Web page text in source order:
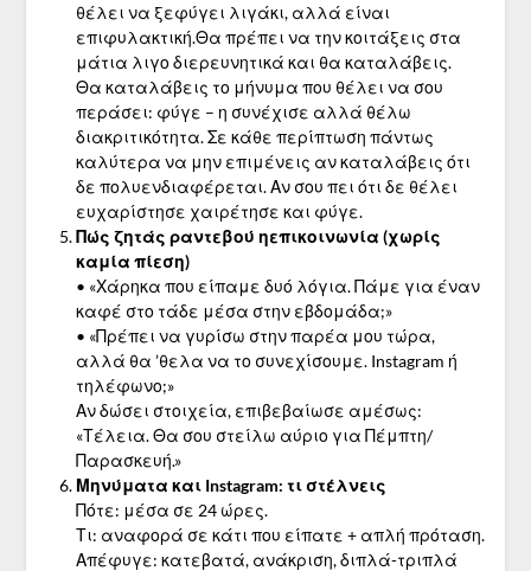
θέλει να ξεφύγει λιγάκι, αλλά είναι
επιφυλακτική.Θα πρέπει να την κοιτάξεις στα
μάτια λιγο διερευνητικά και θα καταλάβεις.
Θα καταλάβεις το μήνυμα που θέλει να σου
περάσει: φύγε – η συνέχισε αλλά θέλω
διακριτικότητα. Σε κάθε περίπτωση πάντως
καλύτερα να μην επιμένεις αν καταλάβεις ότι
δε πολυενδιαφέρεται. Αν σου πει ότι δε θέλει
ευχαρίστησε χαιρέτησε και φύγε.
Πώς ζητάς ραντεβού ηεπικοινωνία (χωρίς
καμία πίεση)
• «Χάρηκα που είπαμε δυό λόγια. Πάμε για έναν
καφέ στο τάδε μέσα στην εβδομάδα;»
• «Πρέπει να γυρίσω στην παρέα μου τώρα,
αλλά θα ’θελα να το συνεχίσουμε. Instagram ή
τηλέφωνο;»
Αν δώσει στοιχεία, επιβεβαίωσε αμέσως:
«Τέλεια. Θα σου στείλω αύριο για Πέμπτη/
Παρασκευή.»
Μηνύματα και Instagram: τι στέλνεις
Πότε: μέσα σε 24 ώρες.
Τι: αναφορά σε κάτι που είπατε + απλή πρόταση.
Απέφυγε: κατεβατά, ανάκριση, διπλά-τριπλά